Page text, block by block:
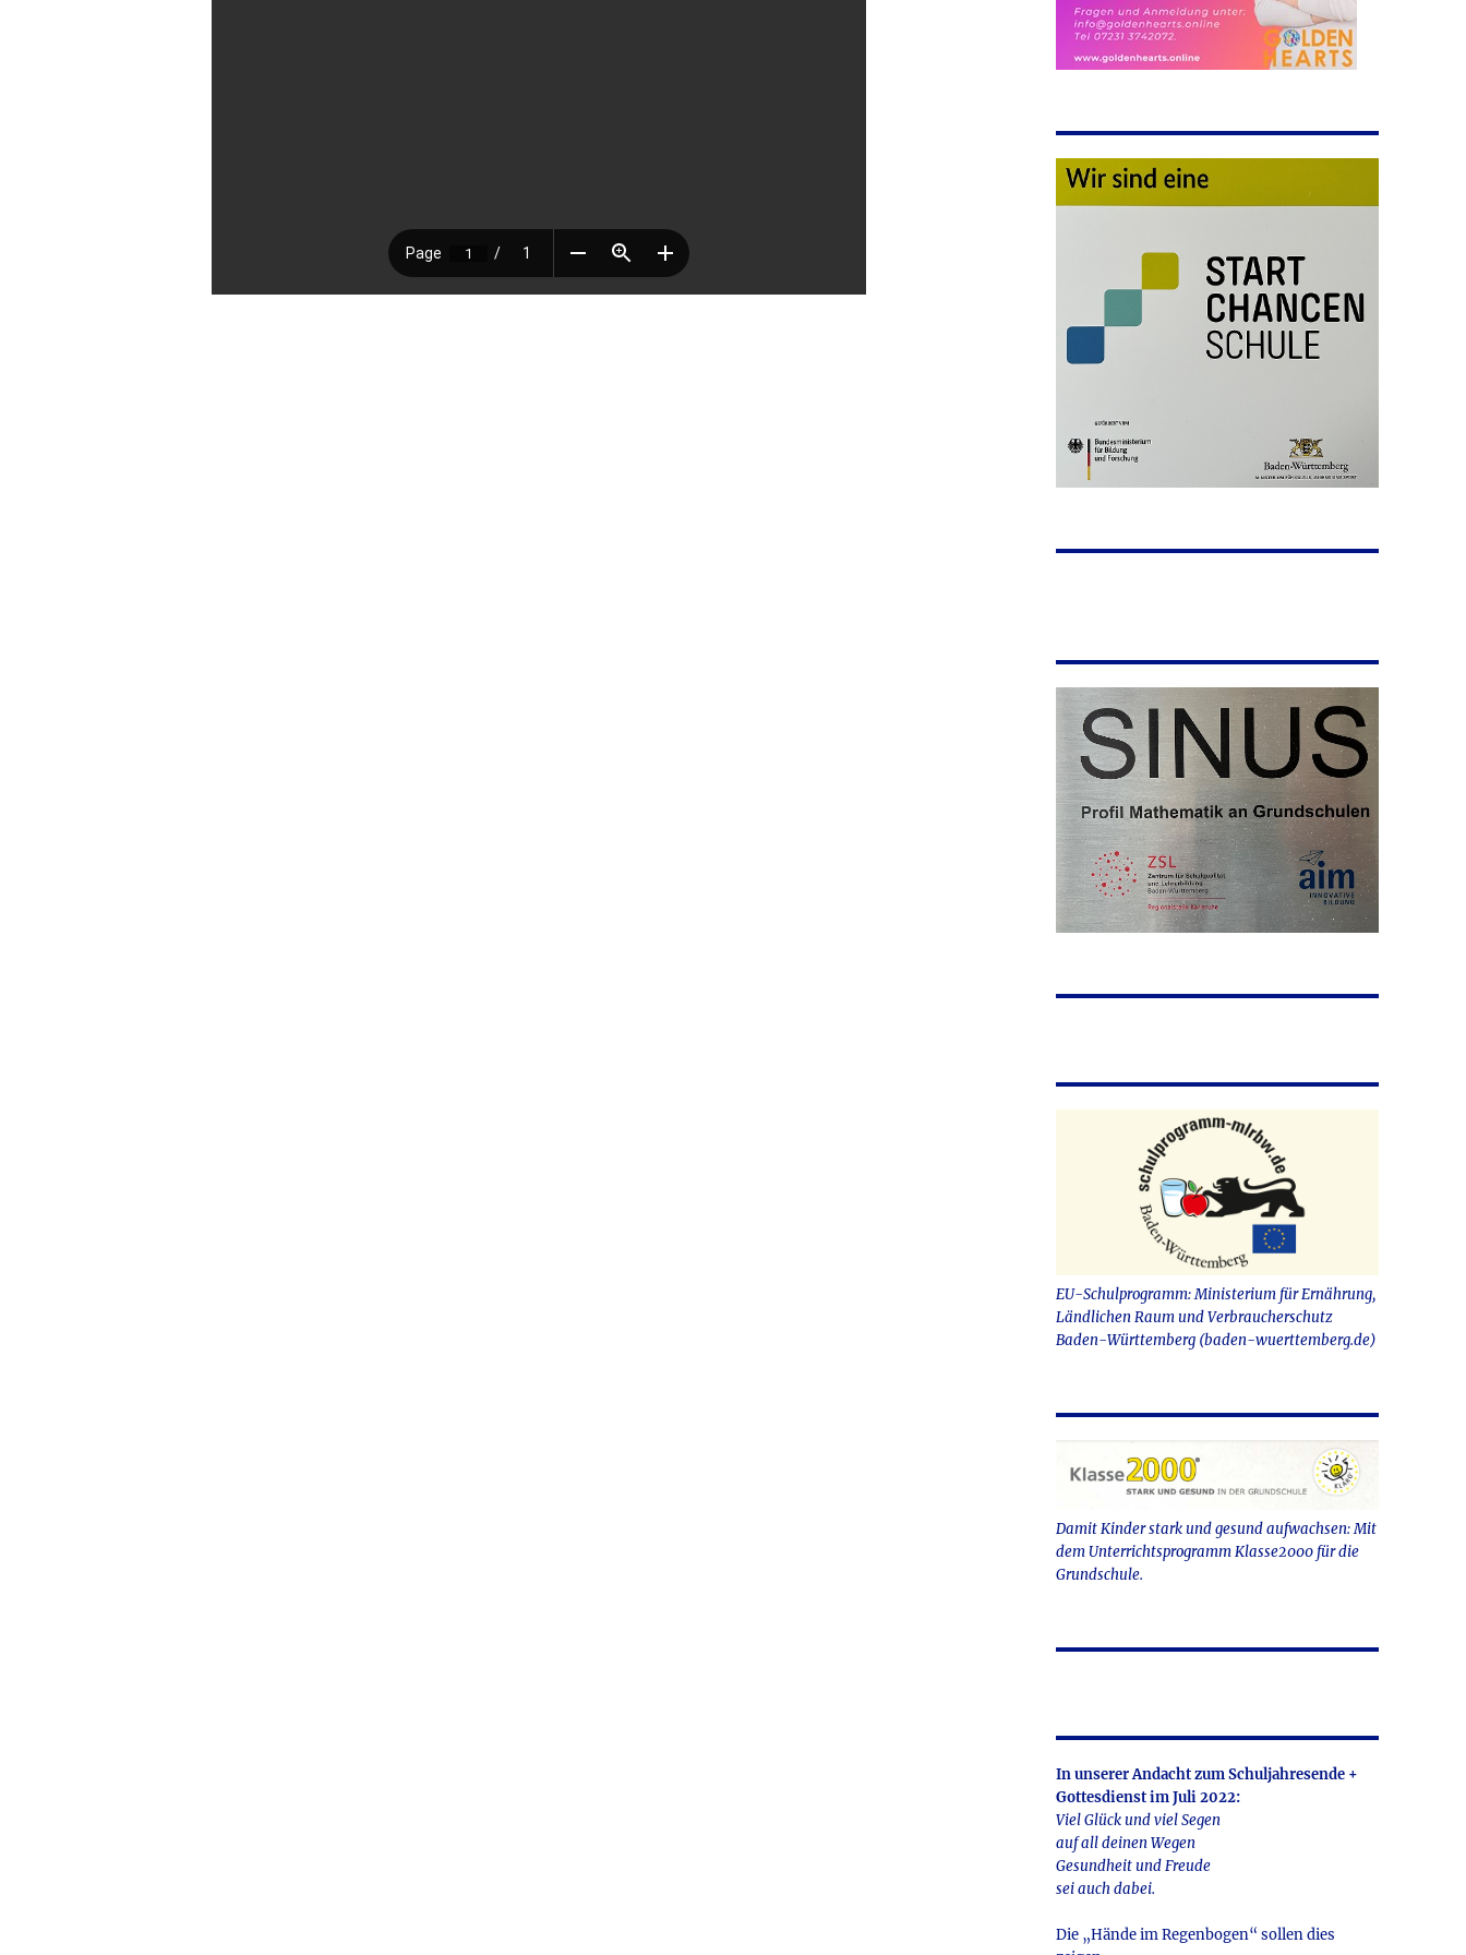
EU-Schulprogramm: Ministerium für Ernährung,
Ländlichen Raum und Verbraucherschutz
Baden-Württemberg (baden-wuerttemberg.de)
Damit Kinder stark und gesund aufwachsen: Mit
dem Unterrichtsprogramm Klasse2000 für die
Grundschule.
In unserer Andacht zum Schuljahresende +
Gottesdienst im Juli 2022:
Viel Glück und viel Segen
auf all deinen Wegen
Gesundheit und Freude
sei auch dabei.
Die „Hände im Regenbogen“ sollen dies